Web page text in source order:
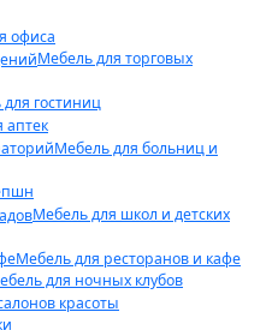
офиса
Мебель для торговых
гостиниц
аптек
Мебель для больниц и
Мебель для школ и детских
Мебель для ресторанов и кафе
для ночных клубов
красоты